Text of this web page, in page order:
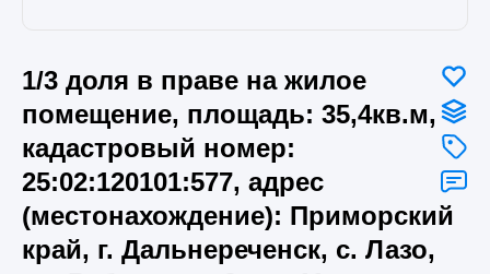
1/3 доля в праве на жилое
помещение, площадь: 35,4кв.м,
кадастровый номер:
25:02:120101:577, адрес
(местонахождение): Приморский
край, г. Дальнереченск, с. Лазо,